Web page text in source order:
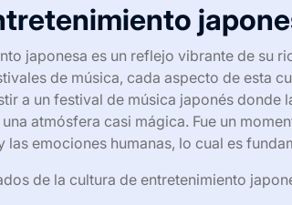
japonesa es un reflejo vibrante de su
de música, cada aspecto de esta
a un festival de música japonés donde
atmósfera casi mágica. Fue un
las emociones humanas, lo cual es
de la cultura de entretenimiento